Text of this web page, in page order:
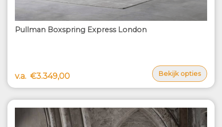
Pullman Boxspring Express London
v.a. €3.349,00 Bekijk opties